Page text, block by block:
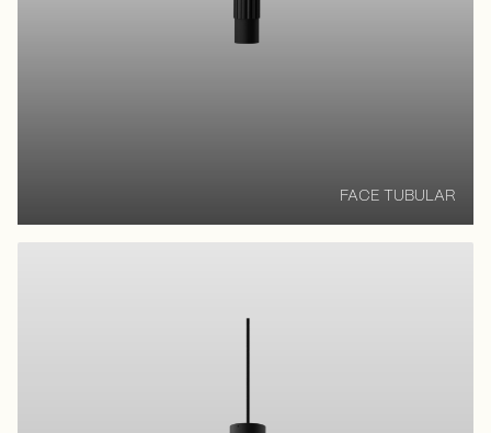
FACE TUBULAR